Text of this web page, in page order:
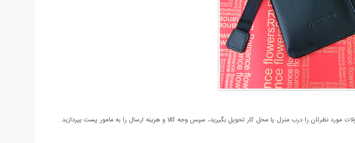
نظرتان را درب منزل یا محل کار تحویل بگیرید، سپس وجه کالا و هزینه ارسال را به مامور پست بپردازید.